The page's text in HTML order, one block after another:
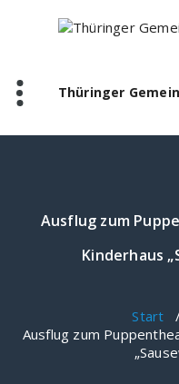
Thüringer
Ausflug zum
Kinderhaus
Start
Ausflug zum